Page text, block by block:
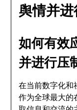
舆情并
如何有效
并进行压
在当前数字化和
作为全球最大的